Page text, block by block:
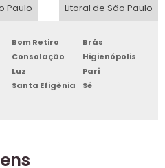
Paulo Litoral de São Paulo
Bom Retiro
Brás
Consolação
Higienópolis
Luz
Pari
Santa Efigênia
Sé